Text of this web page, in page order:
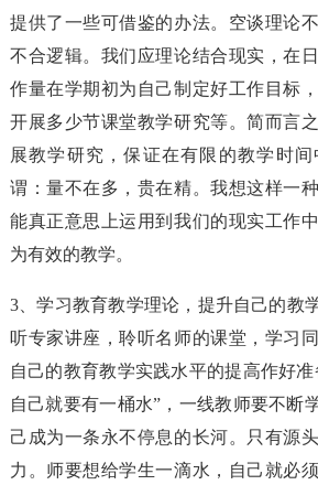
提供了一些可借鉴的办法。空谈理论
不合逻辑。我们应理论结合现实，在
作量在学期初为自己制定好工作目标
开展多少节课堂教学研究等。简而言
展教学研究，保证在有限的教学时
谓：量不在多，贵在精。我想这样一
能真正意思上运用到我们的现实工作
为有效的教学。
3、学习教育教学理论，提升自己的教
听专家讲座，聆听名师的课堂，学习
自己的教育教学实践水平的提高作好
自己就要有一桶水”，一线教师要不断
己成为一条永不停息的长河。只有源
力。师要想给学生一滴水，自己就必